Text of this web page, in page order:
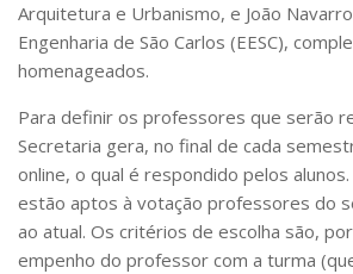
Arquitetura e Urbanismo, e João
Engenharia de São Carlos (EESC),
homenageados.
Para definir os professores que serão
Secretaria gera, no final de cada
online, o qual é respondido pelos
estão aptos à votação professores do
ao atual. Os critérios de escolha são,
empenho do professor com a turma